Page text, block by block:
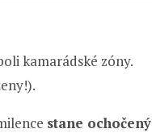
kamarádské zóny.
stane ochočený